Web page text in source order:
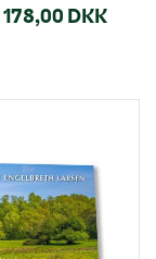
178,00 DKK